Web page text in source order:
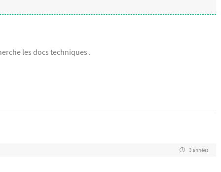
les docs techniques .
3 années